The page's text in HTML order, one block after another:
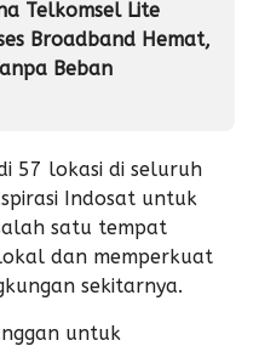
Telkomsel Lite
Broadband Hemat,
Beban
57 lokasi di seluruh
Indosat untuk
satu tempat
dan memperkuat
sekitarnya.
untuk